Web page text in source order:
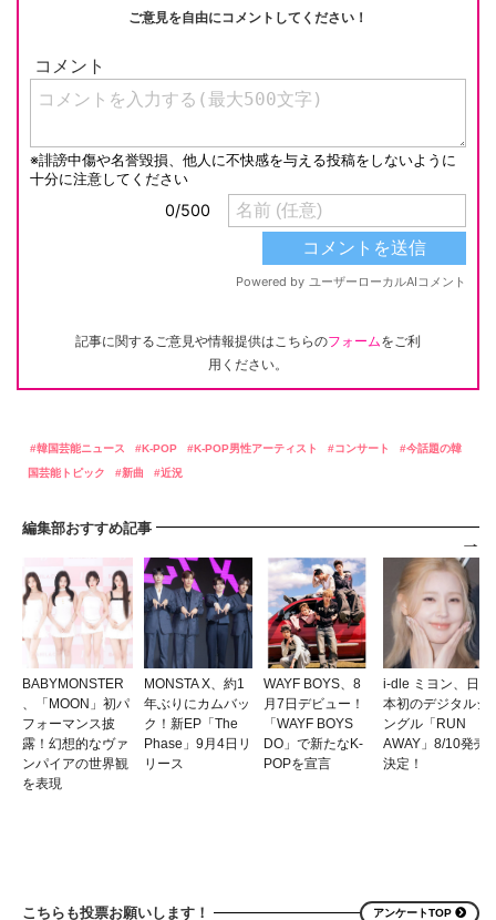
ご意見を自由にコメントしてください！
記事に関するご意見や情報提供はこちらのフォームをご利
用ください。
韓国芸能ニュース K-POP K-POP男性アーティスト コンサート
今話題の韓
国芸能トピック
新曲 近況
編集部おすすめ記事
BABYMONSTER
、「MOON」初パ
フォーマンス披
露！幻想的なヴァ
ンパイアの世界観
を表現
MONSTA X、約1
年ぶりにカムバッ
ク！新EP「The
Phase」9月4日リ
リース
WAYF BOYS、8
月7日デビュー！
「WAYF BOYS
DO」で新たなK-
POPを宣言
i-dle ミヨン、日
本初のデジタルシ
ングル「RUN
AWAY」8/10発売
決定！
こちらも投票お願いします！ アンケートTOP